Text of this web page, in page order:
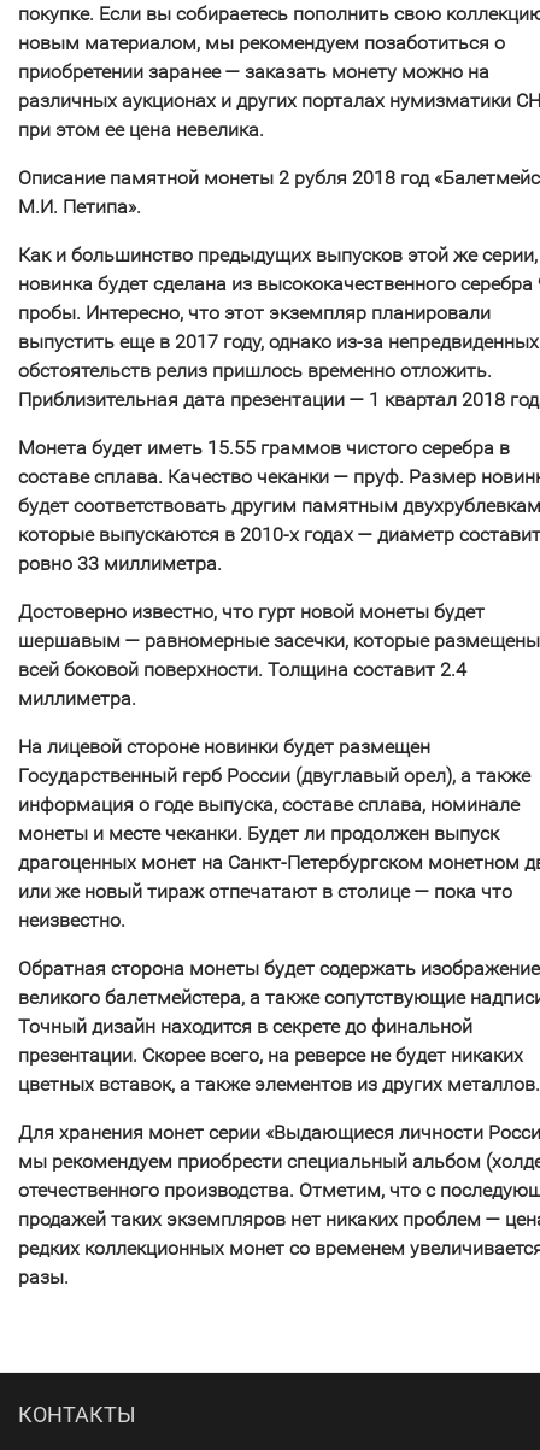
покупке. Если вы собираетесь пополнить свою
новым материалом, мы рекомендуем позаботиться о
приобретении заранее — заказать монету можно на
различных аукционах и других порталах нумизматики
при этом ее цена невелика.
Описание памятной монеты 2 рубля 2018 год
М.И. Петипа».
Как и большинство предыдущих выпусков этой же серии,
новинка будет сделана из высококачественного серебра
пробы. Интересно, что этот экземпляр планировали
выпустить еще в 2017 году, однако из-за непредвиденных
обстоятельств релиз пришлось временно отложить.
Приблизительная дата презентации — 1 квартал 2018
Монета будет иметь 15.55 граммов чистого серебра в
составе сплава. Качество чеканки — пруф. Размер
будет соответствовать другим памятным
которые выпускаются в 2010-х годах — диаметр составит
ровно 33 миллиметра.
Достоверно известно, что гурт новой монеты будет
шершавым — равномерные засечки, которые
всей боковой поверхности. Толщина составит 2.4
миллиметра.
На лицевой стороне новинки будет размещен
Государственный герб России (двуглавый орел), а также
информация о годе выпуска, составе сплава, номинале
монеты и месте чеканки. Будет ли продолжен выпуск
драгоценных монет на Санкт-Петербургском монетном
или же новый тираж отпечатают в столице — пока что
неизвестно.
Обратная сторона монеты будет содержать изображение
великого балетмейстера, а также сопутствующие
Точный дизайн находится в секрете до финальной
презентации. Скорее всего, на реверсе не будет никаких
цветных вставок, а также элементов из других металлов.
Для хранения монет серии «Выдающиеся личности
мы рекомендуем приобрести специальный альбом
отечественного производства. Отметим, что с
продажей таких экземпляров нет никаких проблем —
редких коллекционных монет со временем
разы.
КОНТАКТЫ